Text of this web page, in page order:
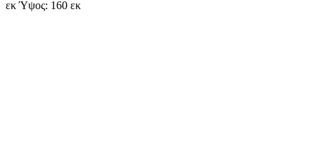
εκ Ύψος: 160 εκ